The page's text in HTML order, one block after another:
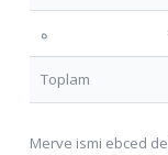
ه
Toplam
Merve ismi ebced